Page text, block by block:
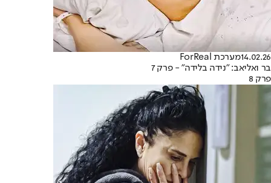
14.02.26מערכת ForReal
בר ואליאב: "נידה בלידה" - פרק 7
פרק 8